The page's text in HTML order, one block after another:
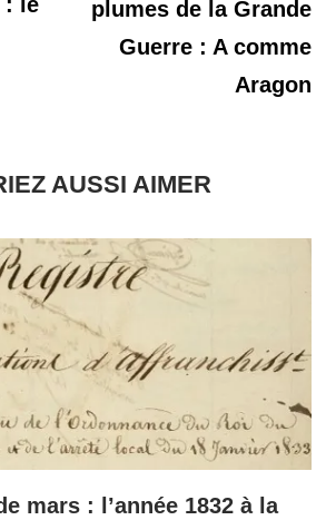
plumes de la Grande
Guerre : A comme
Aragon
AUSSI AIMER
mars : l’année 1832 à la